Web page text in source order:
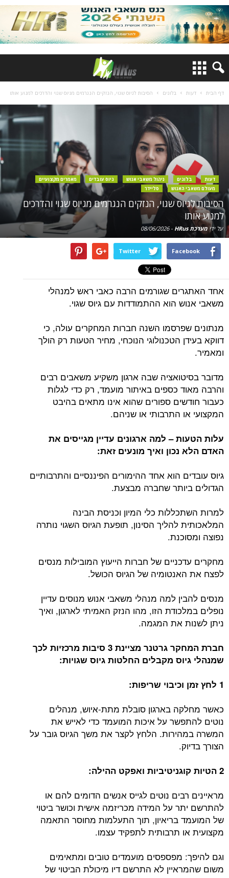
דף הבית דעות בלוגים הסיבות לגיוס שגוי, הנזקים הנגרמים מגיוס שגוי והדרכים למנוע אותו
דעות בלוגים ניהול משאבי אנוש גיוס עובדים
מאמרים מקצועיים
מעולם משאבי האנוש
סליידר
הסיבות לגיוס שגוי, הנזקים הנגרמים מגיוס שגוי והדרכים
למנוע אותו
על ידי מערכת HRus -
08/06/2026
Facebook
Twitter
אחד האתגרים שגורמים הרבה כאבי ראש למנהלי
משאבי אנוש הוא ההתמודדות עם גיוס שגוי.
מנתונים שפרסמו השנה חברות המחקרים עולה, כי
דווקא בעידן הטכנולוגי הנוכחי, מחיר הטעות רק הולך
ומאמיר.
מדובר בסיטואציה שבה ארגון משקיע משאבים רבים
והרבה מאוד כספים באיתור מועמד, רק כדי לגלות
כעבור חודשים ספורים שהוא אינו מתאים בהיבט
המקצועי או התרבותי או שניהם.
עלות הטעות – למה ארגונים עדיין מגייסים את
האדם הלא נכון ואיך מונעים זאת:
גיוס עובדים הוא אחד ההימורים הפיננסיים והתרבותיים
הגדולים ביותר שחברה מבצעת.
למרות השתכללות כלי המיון וכניסת הבינה
המלאכותית להליך הסינון, תופעת הגיוס השגוי נותרה
נפוצה ומסוכנת.
מחקרים עדכניים של חברות הייעוץ המובילות מנסים
לפצח את האנטומיה של הגיוס הכושל.
מנסים להבין למה מנהלי משאבי אנוש מנוסים עדיין
נופלים במלכודת הזו, מהו הנזק האמיתי לארגון, ואיך
ניתן לשנות את המגמה.
חברת המחקר גרטנר מציינת 3 סיבות מרכזיות לכך
שמנהלי גיוס מקבלים החלטות גיוס שגויות:
1 לחץ זמן וכיבוי שריפות:
כאשר מחלקה בארגון סובלת מתת-איוש, מנהלים
נוטים להתפשר על איכות המועמד כדי לאייש את
המשרה במהירות. הלחץ לקצר את משך הגיוס גובר על
הצורך בדיוק.
2 הטיות קוגניטיביות ואפקט ההילה:
מראיינים רבים נוטים לגייס אנשים הדומים להם או
להתרשם יתר על המידה מכריזמה אישית וכושר ביטוי
של המועמד בריאיון, תוך התעלמות מחוסר התאמה
מקצועית או תרבותית לתפקיד עצמו.
וגם להיפך: מפספסים מועמדים טובים ומתאימים
משום שהמראיין לא התרשם דיו מיכולת הביטוי של